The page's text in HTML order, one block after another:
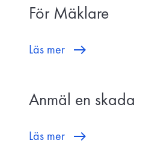
För Mäklare
Läs mer
Anmäl en skada
Läs mer